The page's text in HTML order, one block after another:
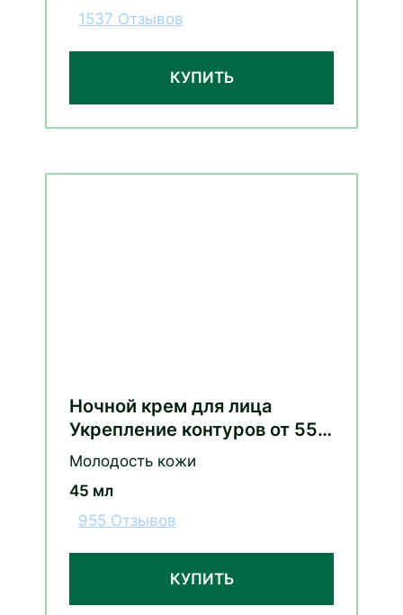
1537 Отзывов
КУПИТЬ
Ночной крем для лица
Укрепление контуров от 55
лет шлемник байкальский и
морошка
Молодость кожи
45 мл
955 Отзывов
КУПИТЬ